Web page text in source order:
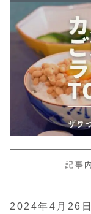
記事
2024年4月26